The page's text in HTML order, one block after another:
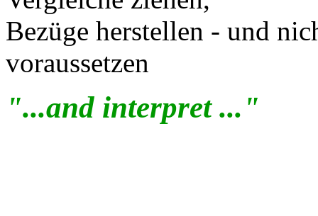
Bezüge herstellen - und
voraussetzen
"...and interpret ..."